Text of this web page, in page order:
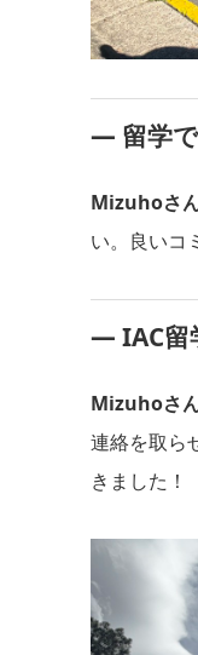
― 留学
Mizuhoさ
い。良いコ
― IAC留
Mizuhoさ
連絡を取ら
きました！